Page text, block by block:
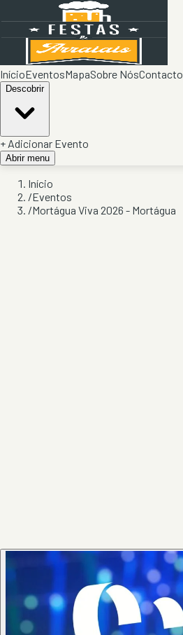
InícioEventosMapaSobre NósContacto
Descobrir
+ Adicionar Evento
Abrir menu
Início
/Eventos
/Mortágua Viva 2026 - Mortágua